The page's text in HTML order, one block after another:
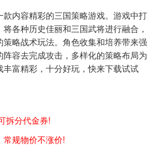
款内容精彩的三国策略游戏。游戏中打
各种历史佳丽和三国武将进行融合，
略战术玩法。角色收集和培养带来强
容去完成攻击，多样化的策略布局为
富精彩，十分好玩，快来下载试试
分代金券!
规物价不涨价!